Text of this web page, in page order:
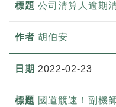
公司清算人逾期
胡伯安
2022-02-23
國道競速！副機